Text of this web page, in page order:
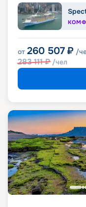
от 260 507 ₽ /
283 111₽ /чел